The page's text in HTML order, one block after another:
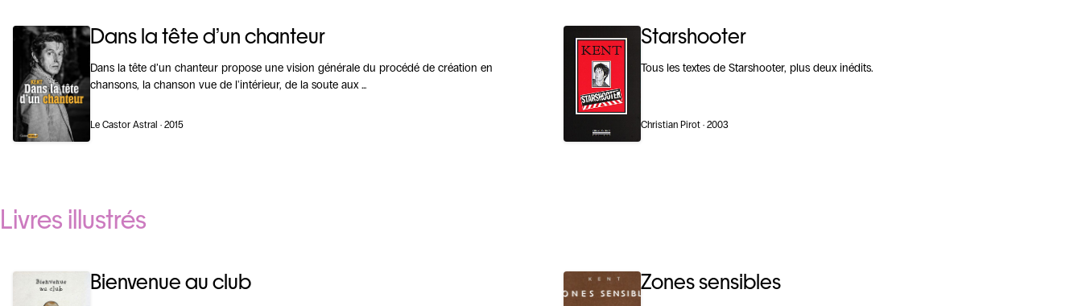
Dans la tête d’un chanteur
Dans la tête d’un chanteur propose une vision générale du procédé de création en
chansons, la chanson vue de l'intérieur, de la soute aux …
Le Castor Astral · 2015
Starshooter
Tous les textes de Starshooter, plus deux inédits.
Christian Pirot · 2003
Livres illustrés
Bienvenue au club Zones sensibles